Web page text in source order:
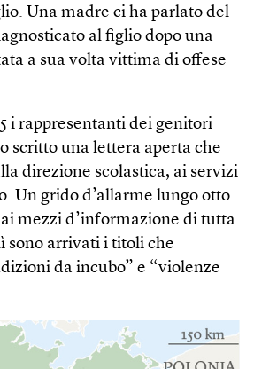
Una madre ci ha parlato del
al figlio dopo una
a sua volta vittima di offese
i rappresentanti dei genitori
scritto una lettera aperta che
direzione scolastica, ai servizi
Un grido d’allarme lungo otto
mezzi d’informazione di tutta
sono arrivati i titoli che
da incubo” e “violenze